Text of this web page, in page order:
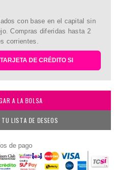
con base en el capital sin
Compras diferidas hasta 2
corrientes.
DE CRÉDITO SI
A LA BOLSA
TU LISTA DE DESEOS
de pago